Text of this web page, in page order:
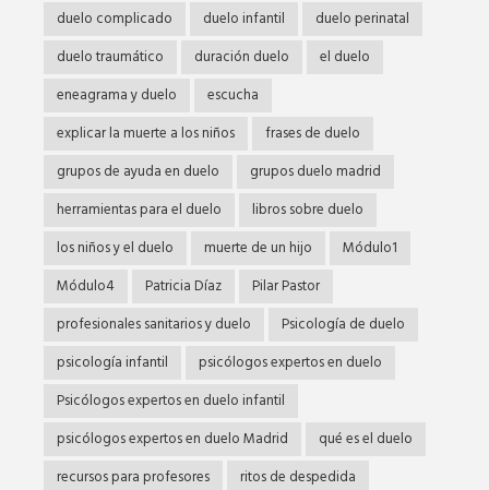
duelo complicado
duelo infantil
duelo perinatal
duelo traumático
duración duelo
el duelo
eneagrama y duelo
escucha
explicar la muerte a los niños
frases de duelo
grupos de ayuda en duelo
grupos duelo madrid
herramientas para el duelo
libros sobre duelo
los niños y el duelo
muerte de un hijo
Módulo1
Módulo4
Patricia Díaz
Pilar Pastor
profesionales sanitarios y duelo
Psicología de duelo
psicología infantil
psicólogos expertos en duelo
Psicólogos expertos en duelo infantil
psicólogos expertos en duelo Madrid
qué es el duelo
recursos para profesores
ritos de despedida